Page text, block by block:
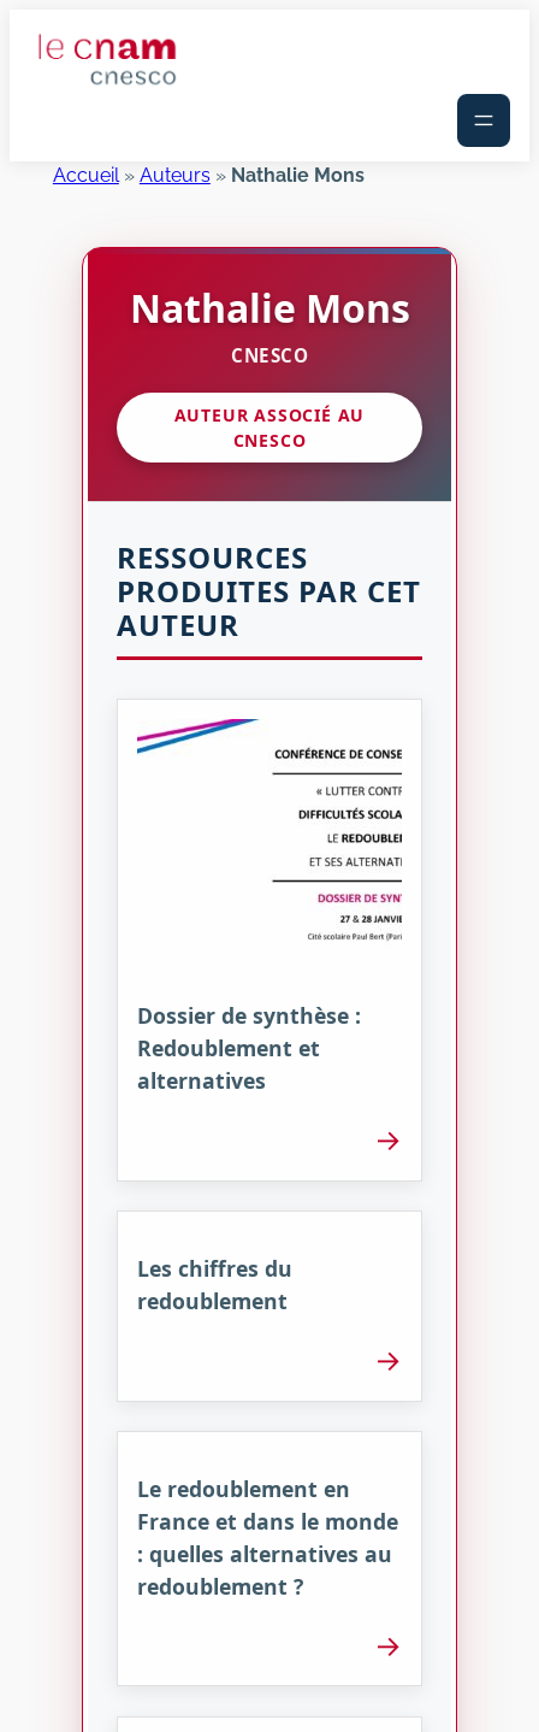
Accueil» Auteurs» Nathalie Mons
Nathalie Mons
CNESCO
AUTEUR ASSOCIÉ AU
CNESCO
RESSOURCES
PRODUITES PAR CET
AUTEUR
Dossier de synthèse :
Redoublement et
alternatives
→
Les chiffres du
redoublement
→
Le redoublement en
France et dans le monde
: quelles alternatives au
redoublement ?
→